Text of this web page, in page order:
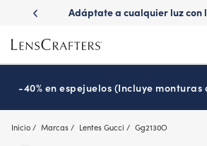
main
content
con
Adáptate a cualquier luz con
-40% en espejuelos (Incluye
Inicio Marcas Lentes Gucci Gg2130O